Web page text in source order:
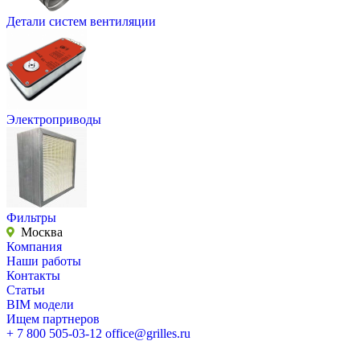
Детали систем вентиляции
Электроприводы
Фильтры
Москва
Компания
Наши работы
Контакты
Статьи
BIM модели
Ищем партнеров
+ 7 800 505-03-12 office@grilles.ru